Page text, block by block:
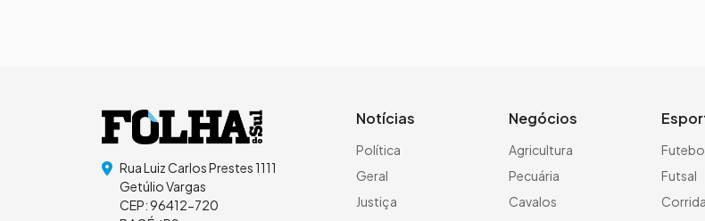
Rua Luiz Carlos Prestes 1111
Getúlio Vargas
CEP: 96412-720
Notícias
Política
Geral
Justiça
Negócios
Agricultura
Pecuária
Cavalos
Futsal